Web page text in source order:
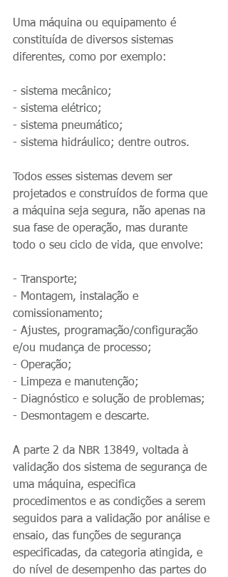
Uma máquina ou equipamento é
constituída de diversos sistemas
diferentes, como por exemplo:
- sistema mecânico;
- sistema elétrico;
- sistema pneumático;
- sistema hidráulico; dentre outros.
Todos esses sistemas devem ser
projetados e construídos de forma que
a máquina seja segura, não apenas na
sua fase de operação, mas durante
todo o seu ciclo de vida, que envolve:
- Transporte;
- Montagem, instalação e
comissionamento;
- Ajustes, programação/configuração
e/ou mudança de processo;
- Operação;
- Limpeza e manutenção;
- Diagnóstico e solução de problemas;
- Desmontagem e descarte.
A parte 2 da NBR 13849, voltada à
validação dos sistema de segurança de
uma máquina, especifica
procedimentos e as condições a serem
seguidos para a validação por análise e
ensaio, das funções de segurança
especificadas, da categoria atingida, e
do nível de desempenho das partes do